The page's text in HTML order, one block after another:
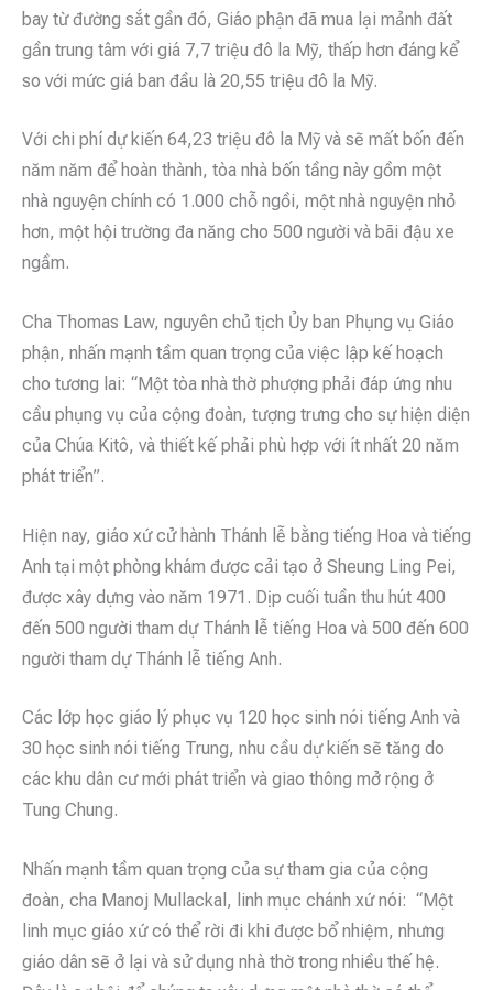
bay từ đường sắt gần đó, Giáo phận đã mua lại mảnh đất
gần trung tâm với giá 7,7 triệu đô la Mỹ, thấp hơn đáng kể
so với mức giá ban đầu là 20,55 triệu đô la Mỹ.
Với chi phí dự kiến 64,23 triệu đô la Mỹ và sẽ mất bốn đến
năm năm để hoàn thành, tòa nhà bốn tầng này gồm một
nhà nguyện chính có 1.000 chỗ ngồi, một nhà nguyện nhỏ
hơn, một hội trường đa năng cho 500 người và bãi đậu xe
ngầm.
Cha Thomas Law, nguyên chủ tịch Ủy ban Phụng vụ Giáo
phận, nhấn mạnh tầm quan trọng của việc lập kế hoạch
cho tương lai: “Một tòa nhà thờ phượng phải đáp ứng nhu
cầu phụng vụ của cộng đoàn, tượng trưng cho sự hiện diện
của Chúa Kitô, và thiết kế phải phù hợp với ít nhất 20 năm
phát triển”.
Hiện nay, giáo xứ cử hành Thánh lễ bằng tiếng Hoa và tiếng
Anh tại một phòng khám được cải tạo ở Sheung Ling Pei,
được xây dựng vào năm 1971. Dịp cuối tuần thu hút 400
đến 500 người tham dự Thánh lễ tiếng Hoa và 500 đến 600
người tham dự Thánh lễ tiếng Anh.
Các lớp học giáo lý phục vụ 120 học sinh nói tiếng Anh và
30 học sinh nói tiếng Trung, nhu cầu dự kiến sẽ tăng do
các khu dân cư mới phát triển và giao thông mở rộng ở
Tung Chung.
Nhấn mạnh tầm quan trọng của sự tham gia của cộng
đoàn, cha Manoj Mullackal, linh mục chánh xứ nói: “Một
linh mục giáo xứ có thể rời đi khi được bổ nhiệm, nhưng
giáo dân sẽ ở lại và sử dụng nhà thờ trong nhiều thế hệ.